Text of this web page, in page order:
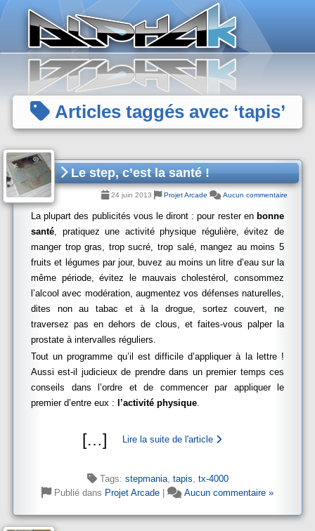
Articles taggés avec ‘tapis’
Le step, c’est la santé !
24 juin 2013 Projet Arcade Aucun commentaire
La plupart des publicités vous le diront : pour rester en bonne
santé, pratiquez une activité physique régulière, évitez de
manger trop gras, trop sucré, trop salé, mangez au moins 5
fruits et légumes par jour, buvez au moins un litre d’eau sur la
même période, évitez le mauvais cholestérol, consommez
l’alcool avec modération, augmentez vos défenses naturelles,
dites non au tabac et à la drogue, sortez couvert, ne
traversez pas en dehors de clous, et faites-vous palper la
prostate à intervalles réguliers.
Tout un programme qu’il est difficile d’appliquer à la lettre !
Aussi est-il judicieux de prendre dans un premier temps ces
conseils dans l’ordre et de commencer par appliquer le
premier d’entre eux : l’activité physique.
[…] Lire la suite de l'article
Tags: stepmania, tapis, tx-4000
Publié dans Projet Arcade Aucun commentaire »